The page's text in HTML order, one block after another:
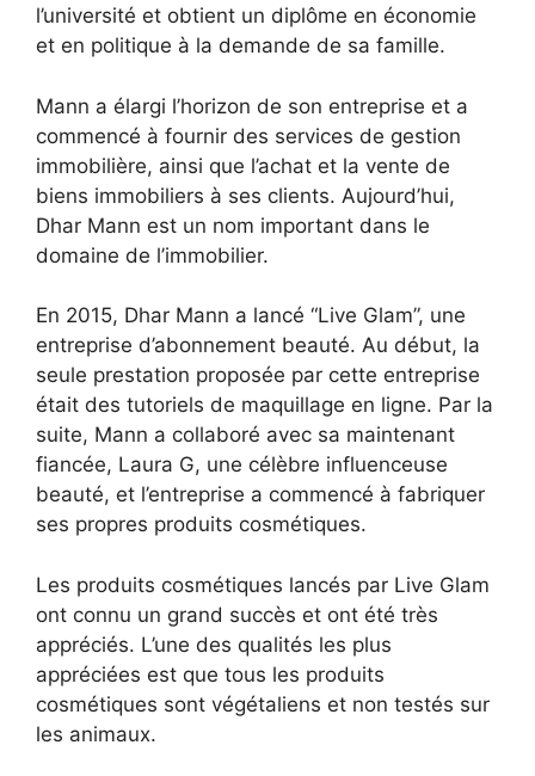
l’université et obtient un diplôme en économie
et en politique à la demande de sa famille.
Mann a élargi l’horizon de son entreprise et a
commencé à fournir des services de gestion
immobilière, ainsi que l’achat et la vente de
biens immobiliers à ses clients. Aujourd’hui,
Dhar Mann est un nom important dans le
domaine de l’immobilier.
En 2015, Dhar Mann a lancé “Live Glam”, une
entreprise d’abonnement beauté. Au début, la
seule prestation proposée par cette entreprise
était des tutoriels de maquillage en ligne. Par la
suite, Mann a collaboré avec sa maintenant
fiancée, Laura G, une célèbre influenceuse
beauté, et l’entreprise a commencé à fabriquer
ses propres produits cosmétiques.
Les produits cosmétiques lancés par Live Glam
ont connu un grand succès et ont été très
appréciés. L’une des qualités les plus
appréciées est que tous les produits
cosmétiques sont végétaliens et non testés sur
les animaux.